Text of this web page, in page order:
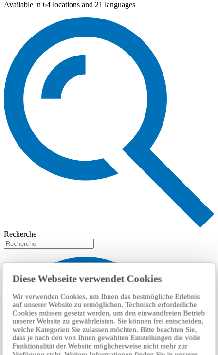
Diese Webseite verwendet Cookies
Wir verwenden Cookies, um Ihnen das bestmögliche Erlebnis
auf unserer Website zu ermöglichen. Technisch erforderliche
Cookies müssen gesetzt werden, um den einwandfreien Betrieb
unserer Website zu gewährleisten. Sie können frei entscheiden,
welche Kategorien Sie zulassen möchten. Bitte beachten Sie,
dass je nach den von Ihnen gewählten Einstellungen die volle
Funktionalität der Website möglicherweise nicht mehr zur
Available in 64 locations and 21 languages
Recherche